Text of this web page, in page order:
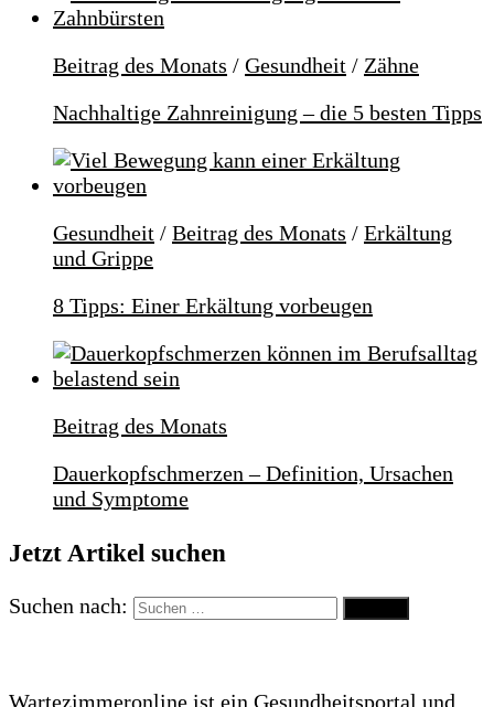
Beitrag des Monats / Gesundheit / Zähne
Nachhaltige Zahnreinigung – die 5 besten Tipps
Gesundheit / Beitrag des Monats / Erkältung
und Grippe
8 Tipps: Einer Erkältung vorbeugen
Beitrag des Monats
Dauerkopfschmerzen – Definition, Ursachen
und Symptome
Jetzt Artikel suchen
Suchen nach:
Wartezimmeronline ist ein Gesundheitsportal und